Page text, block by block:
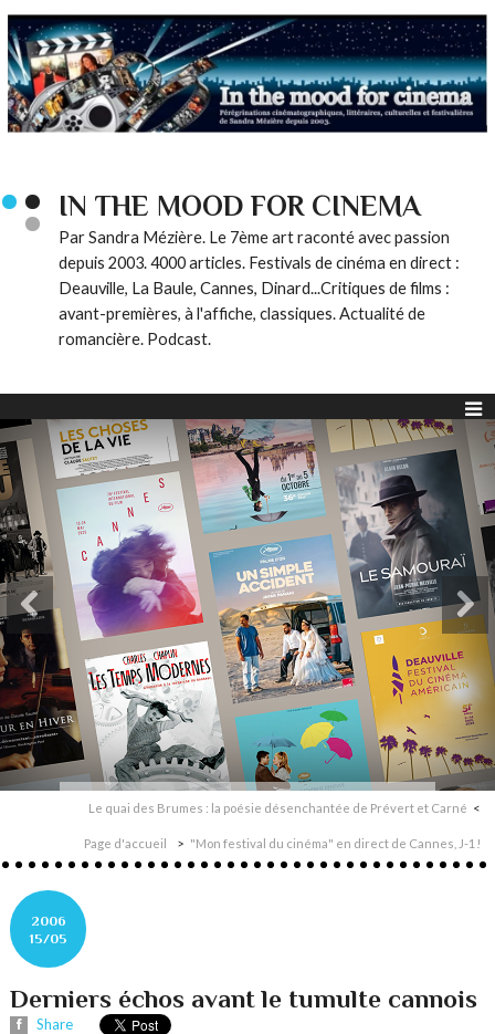
IN THE MOOD FOR CINEMA
Par Sandra Mézière. Le 7ème art raconté avec passion
depuis 2003. 4000 articles. Festivals de cinéma en direct :
Deauville, La Baule, Cannes, Dinard...Critiques de films :
avant-premières, à l'affiche, classiques. Actualité de
romancière. Podcast.
Le quai des Brumes : la poésie désenchantée de Prévert et Carné
Page d'accueil "Mon festival du cinéma" en direct de Cannes, J-1!
2006
15/05
Derniers échos avant le tumulte cannois
Share